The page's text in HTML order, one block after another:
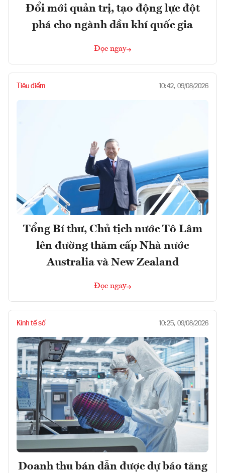
Đổi mới quản trị, tạo động lực đột
phá cho ngành dầu khí quốc gia
Đọc ngay
Tiêu điểm 10:42, 09/08/2026
Tổng Bí thư, Chủ tịch nước Tô Lâm
lên đường thăm cấp Nhà nước
Australia và New Zealand
Đọc ngay
Kinh tế số 10:25, 09/08/2026
Doanh thu bán dẫn được dự báo tăng